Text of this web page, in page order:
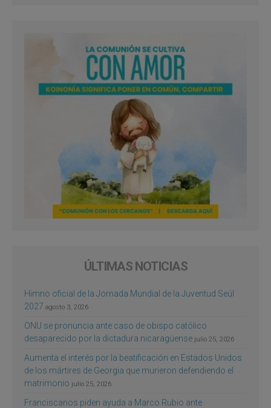
ÚLTIMAS NOTICIAS
Himno oficial de la Jornada Mundial de la Juventud Seúl
2027 agosto 3, 2026
ONU se pronuncia ante caso de obispo católico
desaparecido por la dictadura nicaragüense julio 25, 2026
Aumenta el interés por la beatificación en Estados Unidos
de los mártires de Georgia que murieron defendiendo el
matrimonio julio 25, 2026
Franciscanos piden ayuda a Marco Rubio ante